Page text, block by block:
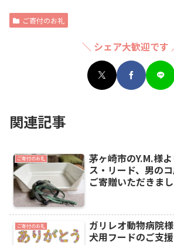
ご寄付のお礼
＼ シェア大歓迎です
関連記事
ご寄付のお礼
茅ヶ崎市のY.M.様
ス・リード、男の
ご寄贈いただきま
ご寄付のお礼
ガリレオ動物病院
犬用フードのご支